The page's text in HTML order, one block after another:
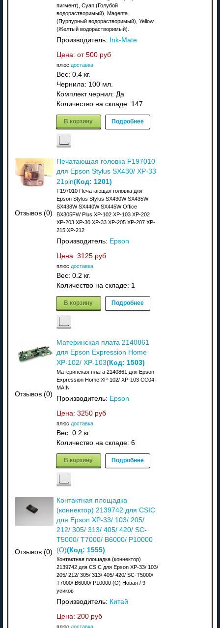
пигмент), Cyan (Голубой
водорастворимый), Magenta
(Пурпурный водорастворимый), Yellow
(Желтый водорастворимый).
Производитель: Ink-Mate
Цена: от 500 руб
плюс доставка
Вес: 0.4 кг.
Чернила: 100 мл.
Комплект чернил: Да
Количество на складе: 147
В корзину Подробнее
Отзывов (0)
Печатающая головка F197010
для Epson Stylus SX430/ XP-33
21pin(Код: 1201)
F197010 Печатающая головка для
Epson Stylus Stylus SX430W SX435W
SX438W SX440W SX445W Office
BX305FW Plus XP-102 XP-103 XP-202
XP-203 XP-30 XP-33 XP-205 XP-207 XP-
215 XP-212
Производитель: Epson
Цена: 3125 руб
плюс доставка
Вес: 0.2 кг.
Количество на складе: 1
В корзину Подробнее
Отзывов (0)
Материнская плата 2140861
для Epson Expression Home
XP-102/ XP-103(Код: 1503)
Материнская плата 2140861 для Epson
Expression Home XP-102/ XP-103 CC04
MAIN
Производитель: Epson
Цена: 3250 руб
плюс доставка
Вес: 0.2 кг.
Количество на складе: 6
В корзину Подробнее
Отзывов (0)
Контактная площадка
(коннектор) 2139742 для CSIC
для Epson XP-33/ 103/ 205/
212/ 305/ 313/ 405/ 420/ SC-
T5000/ T7000/ B6000/ P10000
(О)(Код: 1555)
Контактная площадка (коннектор)
2139742 для CSIC для Epson XP-33/ 103/
205/ 212/ 305/ 313/ 405/ 420/ SC-T5000/
T7000/ B6000/ P10000 (О) Новая / 9
усиков
Производитель: Китай
Цена: 200 руб
плюс доставка